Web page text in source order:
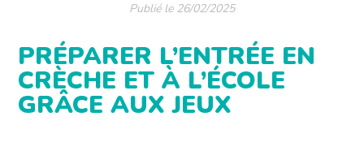
Publié le 26/02/2025
PRÉPARER L’ENTRÉE EN
CRÈCHE ET À L’ÉCOLE
GRÂCE AUX JEUX